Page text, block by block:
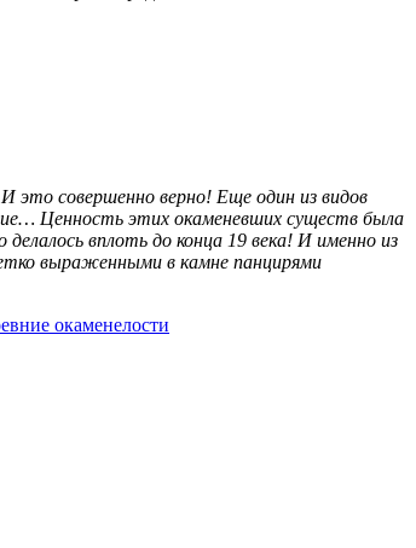
это совершенно верно! Еще один из видов
Ценность этих окаменевших существ была
вплоть до конца 19 века! И именно из
выраженными в камне панцирями
окаменелости